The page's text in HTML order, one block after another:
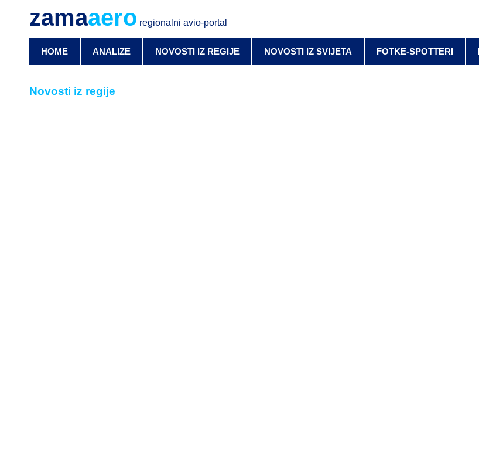
zamaaero regionalni avio-portal
HOME ANALIZE NOVOSTI IZ REGIJE NOVOSTI IZ SVIJETA FOTKE-SPOTTERI
Novosti iz regije